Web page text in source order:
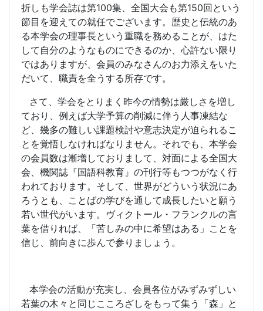
折しも学会誌は第100集、全国大会も第150回という
節目を迎えての就任でございます。歴史と伝統のあ
る本学会の理事長という重職を務めることが、はた
して自分のようなものにできるのか、心許ない限り
ではありますが、会員のみなさんのお力添えをいた
だいて、職責を全うする所存です。
さて、学会をとりまく昨今の情勢は厳しさを増し
ており、例えば大学予算の削減に伴う人事凍結な
ど、幾多の難しい課題検討や意志決定が迫られるこ
とを覚悟しなければなりません。それでも、本学会
の会員数は漸増しておりまして、対面による全国大
会、機関誌『国語科教育』の刊行等もつつがなく行
われております。そして、世界がどういう状況にあ
ろうとも、ことばの学びを通して成長したいと願う
若い世代がいます。ヴィクトール・フランクルの言
葉を借りれば、「苦しみの中に希望はある」ことを
信じ、前向きに歩んで参りましょう。
本学会の活動が充実し、会員各位がみずみずしい
若葉の木々と同じこころざしをもって集う「森」と